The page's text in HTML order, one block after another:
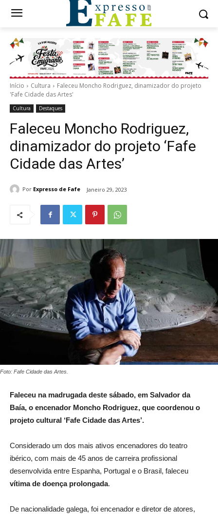
Início Cultura
Faleceu Moncho Rodriguez, dinamizador do projeto
'Fafe Cidade das Artes'
Cultura Destaques
Faleceu Moncho Rodriguez,
dinamizador do projeto ‘Fafe
Cidade das Artes’
Por Expresso de Fafe Janeiro 29, 2023
Foto: Fafe Cidade das Artes.
Faleceu na madrugada deste sábado, em Salvador da
Baía, o encenador Moncho Rodriguez, que coordenou o
projeto cultural ‘Fafe Cidade das Artes’.
Considerado um dos mais ativos encenadores do teatro
ibérico, com mais de 45 anos de carreira profissional
desenvolvida entre Espanha, Portugal e o Brasil, faleceu
vítima de doença prolongada.
De nacionalidade galega, foi encenador e diretor de atores,